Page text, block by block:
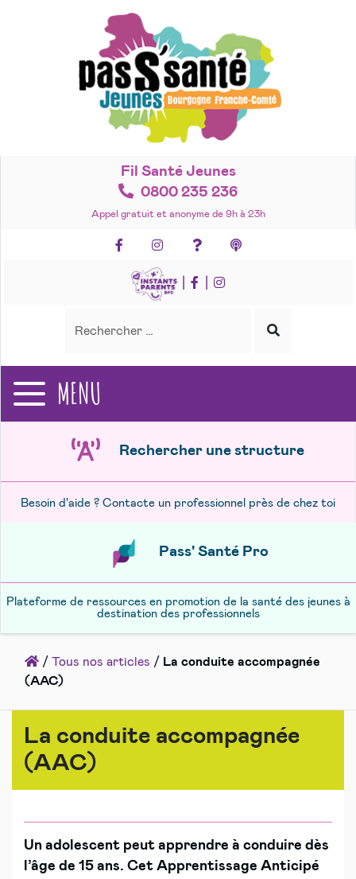
Fil Santé Jeunes
0800 235 236
Appel gratuit et anonyme de 9h à 23h
FacebookInstagramFoire aux questions
Lancer
recherche
MENU
Rechercher une structure
Besoin d'aide ? Contacte un professionnel près de chez toi
Pass' Santé Pro
Plateforme de ressources en promotion de la santé des jeunes à
destination des professionnels
Accueil
/ Tous nos articles / La conduite accompagnée
(AAC)
La conduite accompagnée
(AAC)
Un adolescent peut apprendre à conduire dès
l’âge de 15 ans. Cet Apprentissage Anticipé